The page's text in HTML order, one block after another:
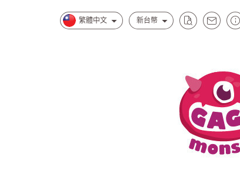
繁體中文 新台幣